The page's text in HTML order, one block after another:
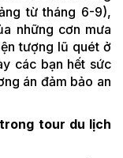
từ tháng 6-9),
những cơn mưa
tượng lũ quét ở
các bạn hết sức
án đảm bảo an
tour du lịch